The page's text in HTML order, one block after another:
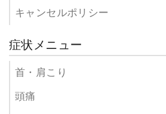
キャンセルポリシー
症状メニュー
首・肩こり
頭痛